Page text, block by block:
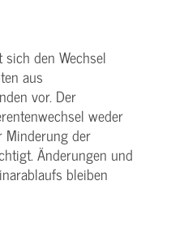
den Wechsel
aus
vor. Der
weder
der
Änderungen und
bleiben